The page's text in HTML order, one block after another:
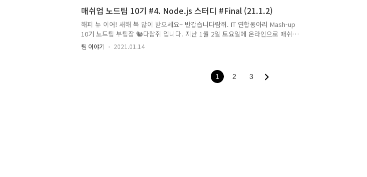
늘도 돌아온 10분 세미나입니다~ 오늘 발표는 OAuth 2.0 과 Deno.js 입니다. 추
가 자발적인 발표로 AWS 탐험기 발표를 진행했었습니다. 첫 번째 매쉬업 노드
팀 10분 세미나 발표는 준형님의 OAuth 2.0 ..
매쉬업 노드팀 10기 #4. Node.js 스터디 #Final (21.1.2)
해피 뉴 이어! 새해 복 많이 받으세요~ 반갑습니다람쥐. IT 연합동아리 Mash-up
10기 노드팀 부팀장 🐿다람쥐 입니다. 지난 1월 2일 토요일에 온라인으로 매쉬
업 노드팀 10기 마지막 Node.js 스터디를 진행 했습니다. 한 달 간의 매쉬업 10
기 노드팀 스터디가 마무리 되었습니다. 매쉬업 10기 노드팀 마지막 스터디는 어
나 입니다. 매쉬업 10기 노드팀 10분 세미나는 가볍게 기술을 10분 동안 발표하
여 정보를 나누는 자리입니다. 매쉬업 노드팀 10기 세 번째 팀모임의 10분 세미
팀 이야기 2021.01.14
1 2 3